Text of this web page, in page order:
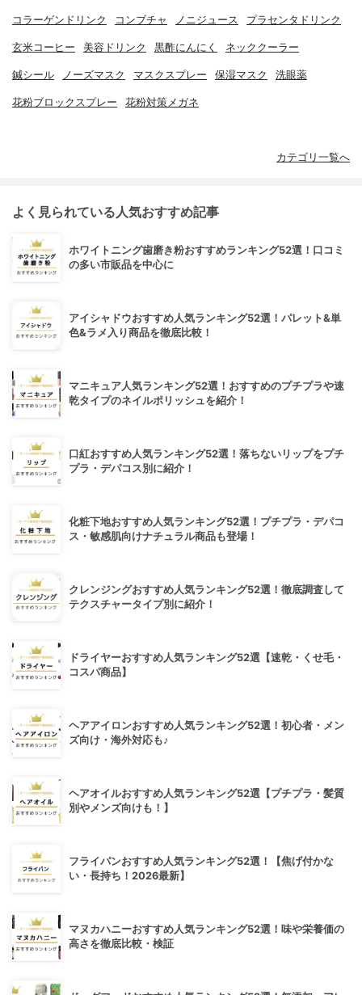
コラーゲンドリンク コンブチャ ノニジュース プラセンタドリンク
玄米コーヒー 美容ドリンク 黒酢にんにく ネッククーラー
鍼シール ノーズマスク マスクスプレー 保湿マスク 洗眼薬
花粉ブロックスプレー 花粉対策メガネ
カテゴリ一覧へ
よく見られている人気おすすめ記事
ホワイトニング歯磨き粉おすすめランキング52選！口コミ
の多い市販品を中心に
アイシャドウおすすめ人気ランキング52選！パレット&単
色&ラメ入り商品を徹底比較！
マニキュア人気ランキング52選！おすすめのプチプラや速
乾タイプのネイルポリッシュを紹介！
口紅おすすめ人気ランキング52選！落ちないリップをプチ
プラ・デパコス別に紹介！
化粧下地おすすめ人気ランキング52選！プチプラ・デパコ
ス・敏感肌向けナチュラル商品も登場！
クレンジングおすすめ人気ランキング52選！徹底調査して
テクスチャータイプ別に紹介！
ドライヤーおすすめ人気ランキング52選【速乾・くせ毛・
コスパ商品】
ヘアアイロンおすすめ人気ランキング52選！初心者・メン
ズ向け・海外対応も♪
ヘアオイルおすすめ人気ランキング52選【プチプラ・髪質
別やメンズ向けも！】
フライパンおすすめ人気ランキング52選！【焦げ付かな
い・長持ち！2026最新】
マヌカハニーおすすめ人気ランキング52選！味や栄養価の
高さを徹底比較・検証